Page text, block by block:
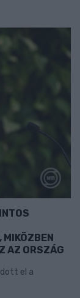
MIKÖZBEN
AZ ORSZÁG
el a